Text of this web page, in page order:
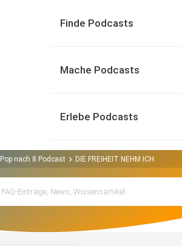
Finde Podcasts
Mache Podcasts
Erlebe Podcasts
Pop nach 8 Podcast DIE FREIHEIT NEHM ICH MIR!